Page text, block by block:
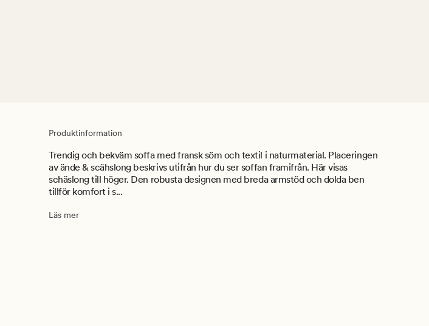
Produktinformation
Trendig och bekväm soffa med fransk söm och textil i naturmaterial. Placeringen
av ände & scähslong beskrivs utifrån hur du ser soffan framifrån. Här visas
schäslong till höger. Den robusta designen med breda armstöd och dolda ben
tillför komfort i s...
Läs mer